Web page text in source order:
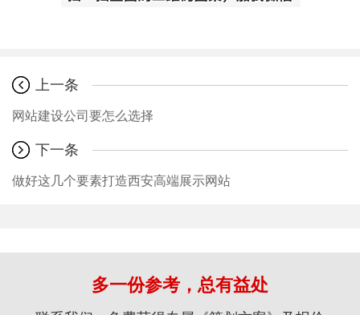
上一条
网站建设公司要怎么选择
下一条
做好这几个要素打造西安高端展示网站
多一份参考，总有益处